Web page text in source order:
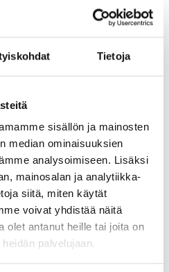
Tietoja
sisällön ja mainosten
median ominaisuuksien
analysoimiseen. Lisäksi
mainosalan ja analytiikka-
siitä, miten käytät
voivat yhdistää näitä
olet antanut heille tai joita on
palvelujaan.